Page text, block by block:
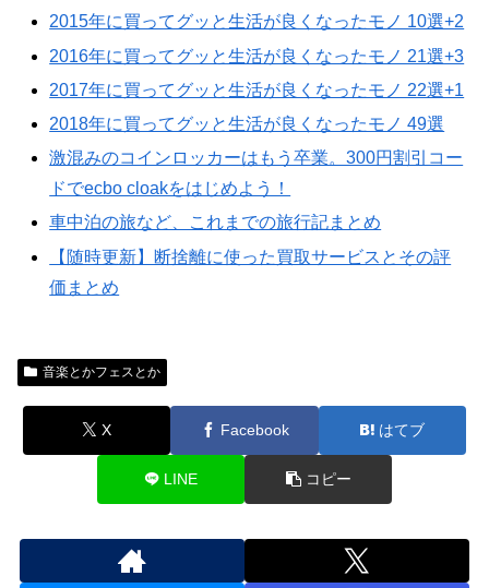
2015年に買ってグッと生活が良くなったモノ 10選+2
2016年に買ってグッと生活が良くなったモノ 21選+3
2017年に買ってグッと生活が良くなったモノ 22選+1
2018年に買ってグッと生活が良くなったモノ 49選
激混みのコインロッカーはもう卒業。300円割引コー
ドでecbo cloakをはじめよう！
車中泊の旅など、これまでの旅行記まとめ
【随時更新】断捨離に使った買取サービスとその評
価まとめ
音楽とかフェスとか
X Facebook はてブ
LINE コピー